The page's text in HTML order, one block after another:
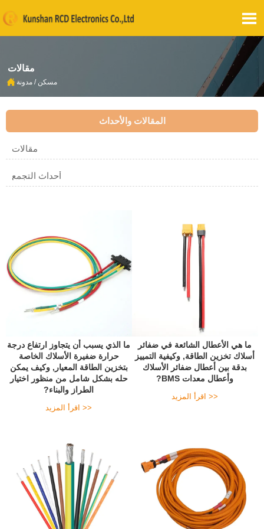

مقالات
 مسكن / مدونة
المقالات والأحداث
مقالات
أحداث التجمع
ما الذي يسبب أن يتجاوز ارتفاع درجة
حرارة ضفيرة الأسلاك الخاصة
بتخزين الطاقة المعيار, وكيف يمكن
حله بشكل شامل من منظور اختيار
الطراز والبناء?
اقرأ المزيد >>
ما هي الأعطال الشائعة في ضفائر
أسلاك تخزين الطاقة, وكيفية التمييز
بدقة بين أعطال ضفائر الأسلاك
وأعطال معدات BMS?
اقرأ المزيد >>